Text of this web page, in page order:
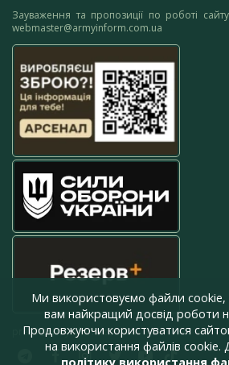
Зауваження та пропозиції по роботі
webmaster@armyinform.com.ua
press@armyinform.com.ua
Ми використовуємо файли
вам найкращий досвід роботи
Продовжуючи користуватися
на використання файлів cookie.